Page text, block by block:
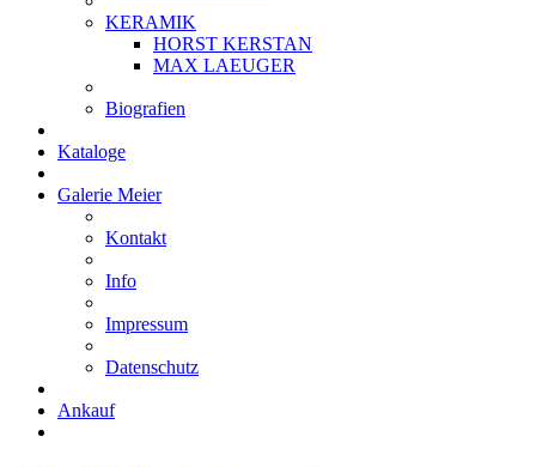
KERAMIK
HORST KERSTAN
MAX LAEUGER
Biografien
Kataloge
Galerie Meier
Kontakt
Info
Impressum
Datenschutz
Ankauf